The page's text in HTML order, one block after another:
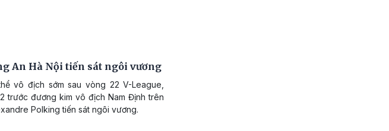
An Hà Nội tiến sát ngôi vương
vô địch sớm sau vòng 22 V-League,
trước đương kim vô địch Nam Định trên
Polking tiến sát ngôi vương.